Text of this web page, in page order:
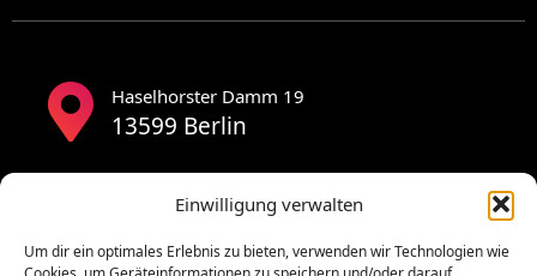
Einwilligung verwalten
Um dir ein optimales Erlebnis zu bieten, verwenden wir Technologien wie
Haselhorster Damm 19
13599 Berlin